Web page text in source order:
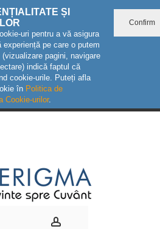
ȘI
uri pentru a vă asigura
pe care o putem
pagini, navigare
indică faptul că
cookie-urile. Puteți afla
în Politica de
Cookie-urilor.
Confirm